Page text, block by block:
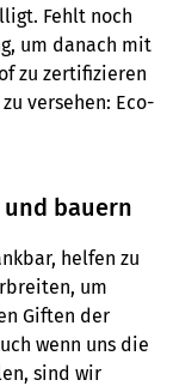
Fehlt noch
um danach mit
zu zertifizieren
versehen: Eco-
bauern
helfen zu
um
Giften der
wenn uns die
sind wir